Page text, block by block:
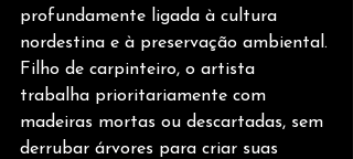
profundamente ligada à cultura
nordestina e à preservação ambiental.
Filho de carpinteiro, o artista
trabalha prioritariamente com
madeiras mortas ou descartadas, sem
derrubar árvores para criar suas